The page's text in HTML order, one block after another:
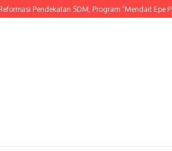
Pendekatan SDM, Program “Mendait Epe Pada”